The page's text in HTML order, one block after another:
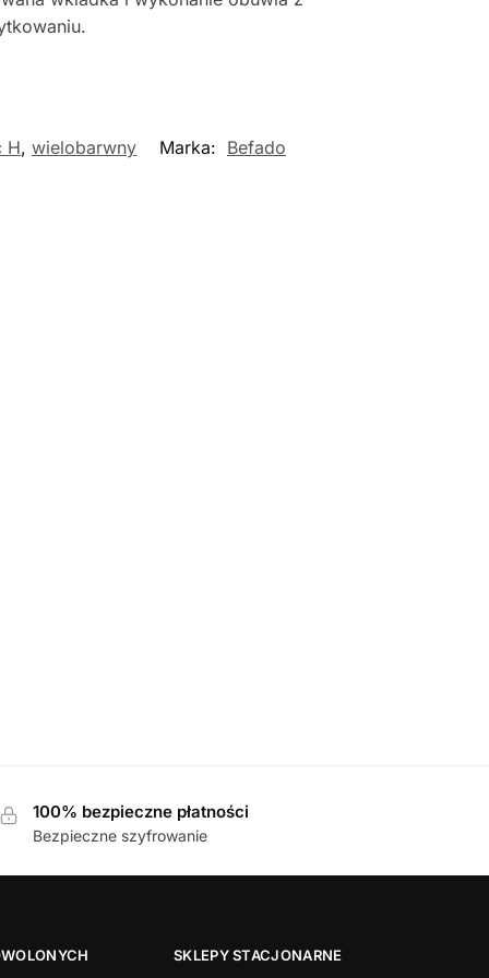
H, wielobarwny Marka: Befado
100% bezpieczne płatności
Bezpieczne szyfrowanie
SKLEPY STACJONARNE